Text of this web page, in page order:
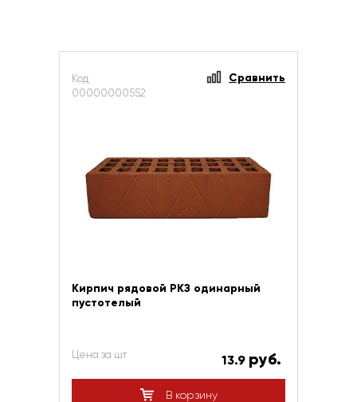
Код:
00000000552
Сравнить
Кирпич рядовой РКЗ одинарный
пустотелый
Цена за шт 13.9 руб.
В корзину